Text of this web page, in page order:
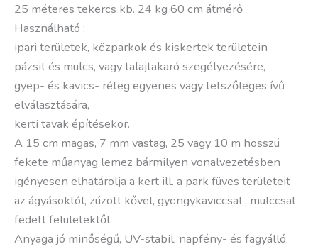
25 méteres tekercs kb. 24 kg 60 cm átmérő
Használható :
ipari területek, közparkok és kiskertek területein
pázsit és mulcs, vagy talajtakaró szegélyezésére,
gyep- és kavics- réteg egyenes vagy tetszőleges ívű
elválasztására,
kerti tavak építésekor.
A 15 cm magas, 7 mm vastag, 25 vagy 10 m hosszú
fekete műanyag lemez bármilyen vonalvezetésben
igényesen elhatárolja a kert ill. a park füves területeit
az ágyásoktól, zúzott kővel, gyöngykaviccsal , mulccsal
fedett felületektől.
Anyaga jó minőségű, UV-stabil, napfény- és fagyálló.